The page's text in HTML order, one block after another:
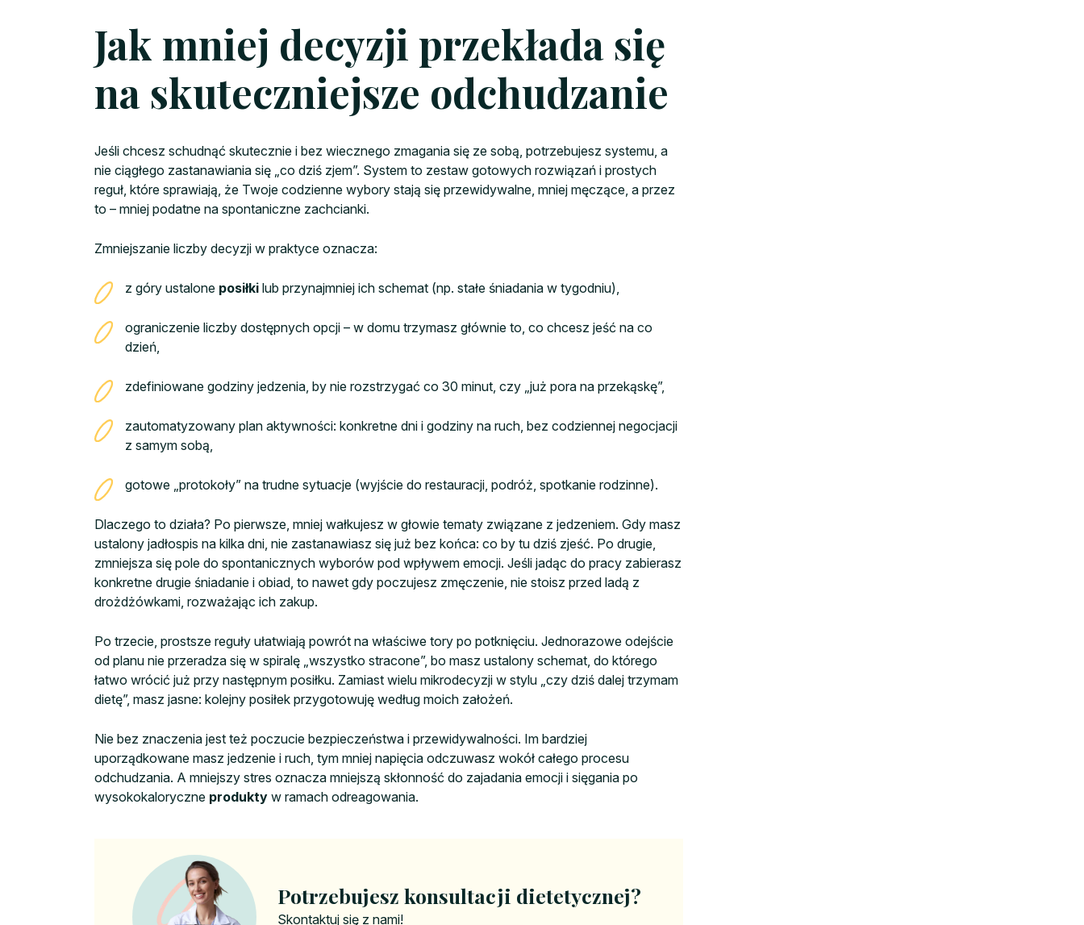
Jak mniej decyzji przekłada się
na skuteczniejsze odchudzanie
Jeśli chcesz schudnąć skutecznie i bez wiecznego zmagania się ze sobą, potrzebujesz systemu, a
nie ciągłego zastanawiania się „co dziś zjem”. System to zestaw gotowych rozwiązań i prostych
reguł, które sprawiają, że Twoje codzienne wybory stają się przewidywalne, mniej męczące, a przez
to – mniej podatne na spontaniczne zachcianki.
Zmniejszanie liczby decyzji w praktyce oznacza:
z góry ustalone posiłki lub przynajmniej ich schemat (np. stałe śniadania w tygodniu),
ograniczenie liczby dostępnych opcji – w domu trzymasz głównie to, co chcesz jeść na co
dzień,
zdefiniowane godziny jedzenia, by nie rozstrzygać co 30 minut, czy „już pora na przekąskę”,
zautomatyzowany plan aktywności: konkretne dni i godziny na ruch, bez codziennej negocjacji
z samym sobą,
gotowe „protokoły” na trudne sytuacje (wyjście do restauracji, podróż, spotkanie rodzinne).
Dlaczego to działa? Po pierwsze, mniej wałkujesz w głowie tematy związane z jedzeniem. Gdy masz
ustalony jadłospis na kilka dni, nie zastanawiasz się już bez końca: co by tu dziś zjeść. Po drugie,
zmniejsza się pole do spontanicznych wyborów pod wpływem emocji. Jeśli jadąc do pracy zabierasz
konkretne drugie śniadanie i obiad, to nawet gdy poczujesz zmęczenie, nie stoisz przed ladą z
drożdżówkami, rozważając ich zakup.
Po trzecie, prostsze reguły ułatwiają powrót na właściwe tory po potknięciu. Jednorazowe odejście
od planu nie przeradza się w spiralę „wszystko stracone”, bo masz ustalony schemat, do którego
łatwo wrócić już przy następnym posiłku. Zamiast wielu mikrodecyzji w stylu „czy dziś dalej trzymam
dietę”, masz jasne: kolejny posiłek przygotowuję według moich założeń.
Nie bez znaczenia jest też poczucie bezpieczeństwa i przewidywalności. Im bardziej
uporządkowane masz jedzenie i ruch, tym mniej napięcia odczuwasz wokół całego procesu
odchudzania. A mniejszy stres oznacza mniejszą skłonność do zajadania emocji i sięgania po
wysokokaloryczne produkty w ramach odreagowania.
Potrzebujesz konsultacji dietetycznej?
Skontaktuj się z nami!